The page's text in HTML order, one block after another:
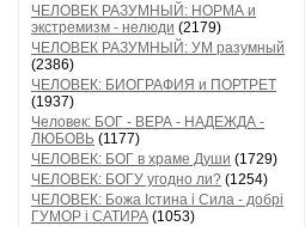
ЧЕЛОВЕК РАЗУМНЫЙ: НОРМА и
экстремизм - нелюди (2179)
ЧЕЛОВЕК РАЗУМНЫЙ: УМ разумный
(2386)
ЧЕЛОВЕК: БИОГРАФИЯ и ПОРТРЕТ
(1937)
Человек: БОГ - ВЕРА - НАДЕЖДА -
ЛЮБОВЬ (1177)
ЧЕЛОВЕК: БОГ в храме Души (1729)
ЧЕЛОВЕК: БОГУ угодно ли? (1254)
ЧЕЛОВЕК: Божа Істина і Сила - добрі
ГУМОР і САТИРА (1053)